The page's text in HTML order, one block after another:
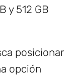
y 512 GB
posicionar
opción